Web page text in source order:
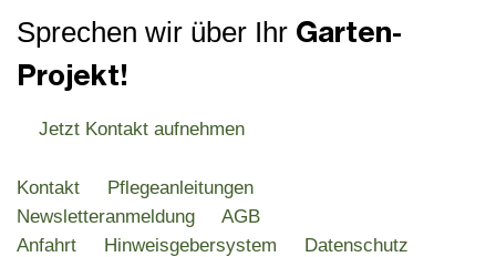
Sprechen wir über Ihr Garten-
Projekt!
Jetzt Kontakt aufnehmen
Kontakt
Pflegeanleitungen
Newsletteranmeldung
AGB
Anfahrt
Hinweisgebersystem
Datenschutz